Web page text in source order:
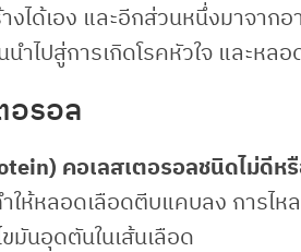
ได้เอง และอีกส่วนหนึ่งมาจาก
ไปสู่การเกิดโรคหัวใจ และหลอ
อรอล
คอเลสเตอรอลชนิดไม่ดีหรื
ห้หลอดเลือดตีบแคบลง การไห
มันอุดตันในเส้นเลือด